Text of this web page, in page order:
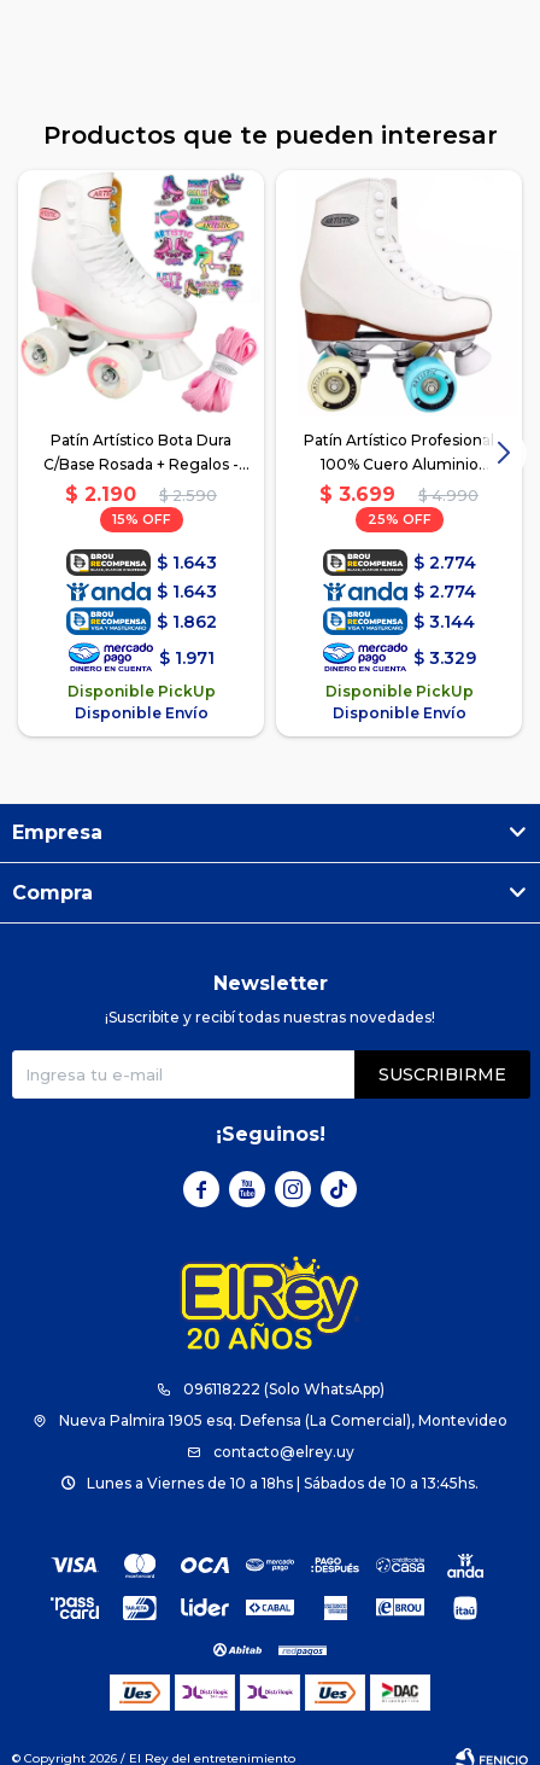
Productos que te pueden interesar
Patín Artístico Bota Dura
C/Base Rosada + Regalos -
Blanco
$ 2.190 $ 2.590
15
$ 1.643
$ 1.643
$ 1.862
$ 1.971
Disponible PickUp
Disponible Envío
Patín Artístico Profesional
100% Cuero Aluminio
Garantia Rey
$ 3.699 $ 4.990
25
$ 2.774
$ 2.774
$ 3.144
$ 3.329
Disponible PickUp
Disponible Envío
096118222 (Solo WhatsApp)
Nueva Palmira 1905 esq. Defensa (La Comercial), Montevideo
contacto@elrey.uy
Lunes a Viernes de 10 a 18hs | Sábados de 10 a 13:45hs.
Empresa
Compra
Newsletter
¡Suscribite y recibí todas nuestras novedades!
SUSCRIBIRME
¡Seguinos!
  
© Copyright 2026 / El Rey del entretenimiento